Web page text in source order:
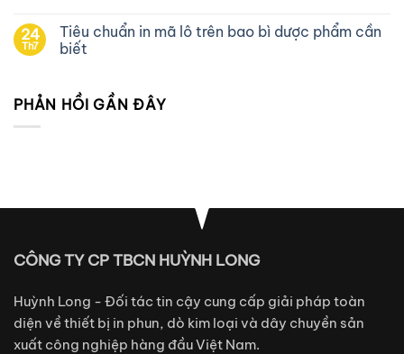
24
Th7
Tiêu chuẩn in mã lô trên bao bì dược phẩm cần
biết
PHẢN HỒI GẦN ĐÂY
CÔNG TY CP TBCN HUỲNH LONG
Huỳnh Long - Đối tác tin cậy cung cấp giải pháp toàn
diện về thiết bị in phun, dò kim loại và dây chuyền sản
xuất công nghiệp hàng đầu Việt Nam.